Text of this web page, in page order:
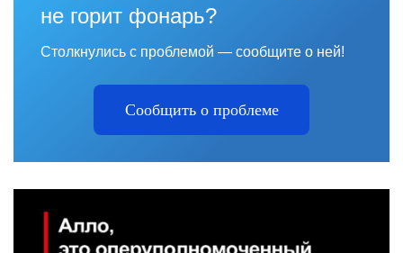
не горит фонарь?
Столкнулись с проблемой — сообщите о ней!
Сообщить о проблеме